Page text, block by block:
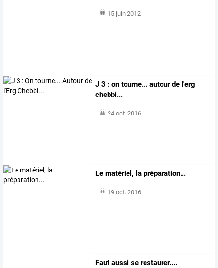
15 juin 2012
J 3 : on tourne... autour de l'erg
chebbi...
24 oct. 2016
Le matériel, la préparation...
19 oct. 2016
Faut aussi se restaurer....